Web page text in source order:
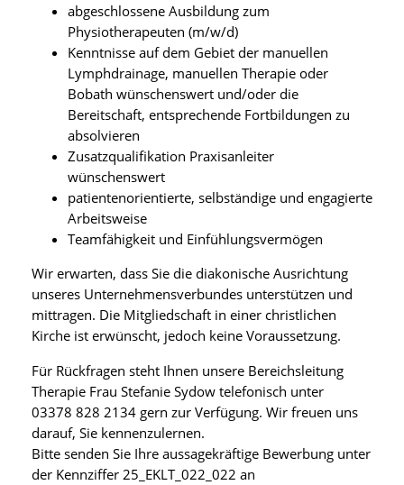
abgeschlossene Ausbildung zum
Physiotherapeuten (m/w/d)
Kenntnisse auf dem Gebiet der manuellen
Lymphdrainage, manuellen Therapie oder
Bobath wünschenswert und/oder die
Bereitschaft, entsprechende Fortbildungen zu
absolvieren
Zusatzqualifikation Praxisanleiter
wünschenswert
patientenorientierte, selbständige und engagierte
Arbeitsweise
Teamfähigkeit und Einfühlungsvermögen
Wir erwarten, dass Sie die diakonische Ausrichtung
unseres Unternehmensverbundes unterstützen und
mittragen. Die Mitgliedschaft in einer christlichen
Kirche ist erwünscht, jedoch keine Voraussetzung.
Für Rückfragen steht Ihnen unsere Bereichsleitung
Therapie Frau Stefanie Sydow telefonisch unter
03378 828 2134 gern zur Verfügung. Wir freuen uns
darauf, Sie kennenzulernen.
Bitte senden Sie Ihre aussagekräftige Bewerbung unter
der Kennziffer 25_EKLT_022_022 an